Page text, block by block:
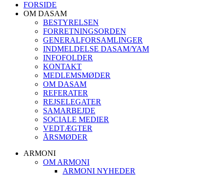
FORSIDE
OM DASAM
BESTYRELSEN
FORRETNINGSORDEN
GENERALFORSAMLINGER
INDMELDELSE DASAM/YAM
INFOFOLDER
KONTAKT
MEDLEMSMØDER
OM DASAM
REFERATER
REJSELEGATER
SAMARBEJDE
SOCIALE MEDIER
VEDTÆGTER
ÅRSMØDER
ARMONI
OM ARMONI
ARMONI NYHEDER